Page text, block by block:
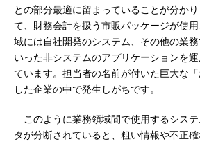
との部分最適に留まっていることが分か
て、財務会計を扱う市販パッケージが使
域には自社開発のシステム、その他の業
いった非システムのアプリケーションを
ています。担当者の名前が付いた巨大な
した企業の中で発生しがちです。
このように業務領域間で使用するシス
タが分断されていると、粗い情報や不正